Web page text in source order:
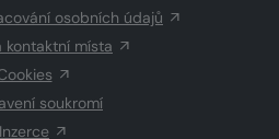
osobních údajů
kontaktní místa
soukromí
Inzerce